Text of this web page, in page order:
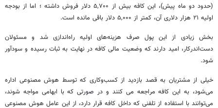
(حدود دو ماه پیش)، این کافه بیش از ۵,۷۰۰ دلار فروش داشته ؛ اما از بودجه
اولیه ۲۱ هزار دلاری آن، کمتر از ۵,۰۰۰ دلار باقی مانده است.
بخش زیادی از این پول صرف هزینه‌های اولیه راه‌اندازی شد و مسئولان
دست‌اندرکار، امید دارند که وضعیت مالی کافه در نهایت به ثبات رسیده و سودآور
شود.
خیلی از مشتریان به قصد بازدید از کسب‌وکاری که توسط هوش مصنوعی اداره
می‌شود، به این کافه مراجعه می کنند و در صورتی که با ابهامی مواجه شوند،
می‌توانند با استفاده از تلفنی که داخل کافه قرار دارد، از این عامل هوش مصنوعی